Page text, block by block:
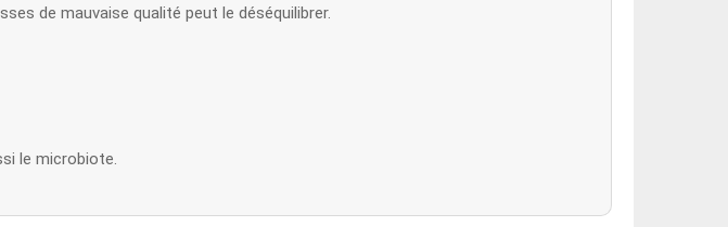
de mauvaise qualité peut le déséquilibrer.
le microbiote.